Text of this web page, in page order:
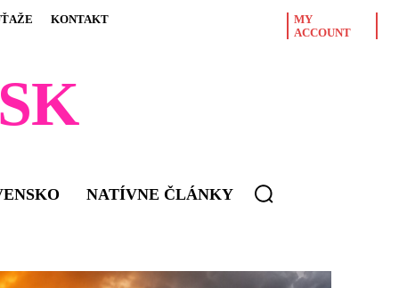
KONTAKT
MY
ACCOUNT
NATÍVNE ČLÁNKY